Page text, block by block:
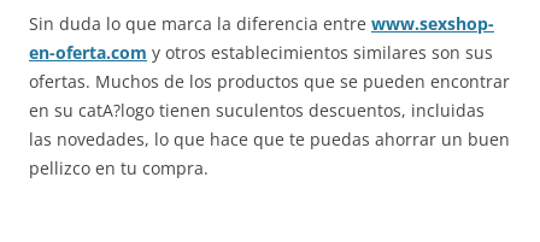
Sin duda lo que marca la diferencia entre www.sexshop-
en-oferta.com y otros establecimientos similares son sus
ofertas. Muchos de los productos que se pueden encontrar
en su catA?logo tienen suculentos descuentos, incluidas
las novedades, lo que hace que te puedas ahorrar un buen
pellizco en tu compra.